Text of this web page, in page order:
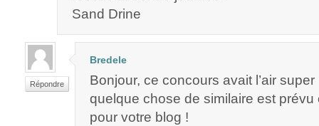
Sand Drine
Répondre
Bredele
Bonjour, ce concours avait l’air
quelque chose de similaire est
pour votre blog !